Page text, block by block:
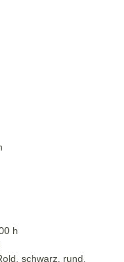
h
schwarz, rund,